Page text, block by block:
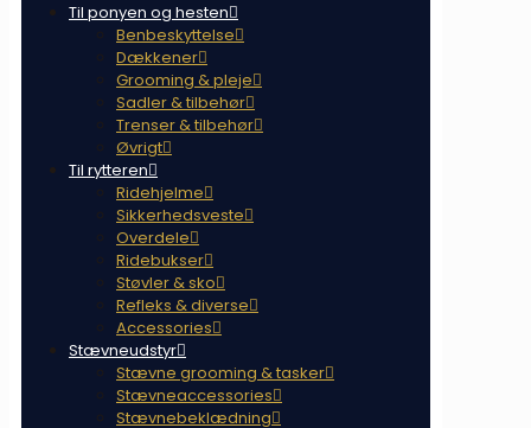
Til ponyen og hesten
Benbeskyttelse
Dækkener
Grooming & pleje
Sadler & tilbehør
Trenser & tilbehør
Øvrigt
Til rytteren
Ridehjelme
Sikkerhedsveste
Overdele
Ridebukser
Støvler & sko
Refleks & diverse
Accessories
Stævneudstyr
Stævne grooming & tasker
Stævneaccessories
Stævnebeklædning